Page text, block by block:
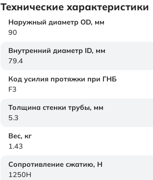
Технические характеристики
Наружный диаметр OD, мм
90
Внутренний диаметр ID, мм
79.4
Код усилия протяжки при ГНБ
F3
Толщина стенки трубы, мм
5.3
Вес, кг
1.43
Сопротивление сжатию, Н
1250H